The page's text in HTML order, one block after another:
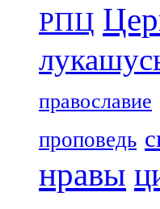
РПЦ
православие
проповедь
нравы